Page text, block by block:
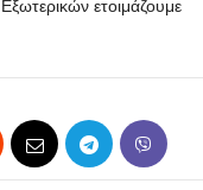
ετοιμάζουμε